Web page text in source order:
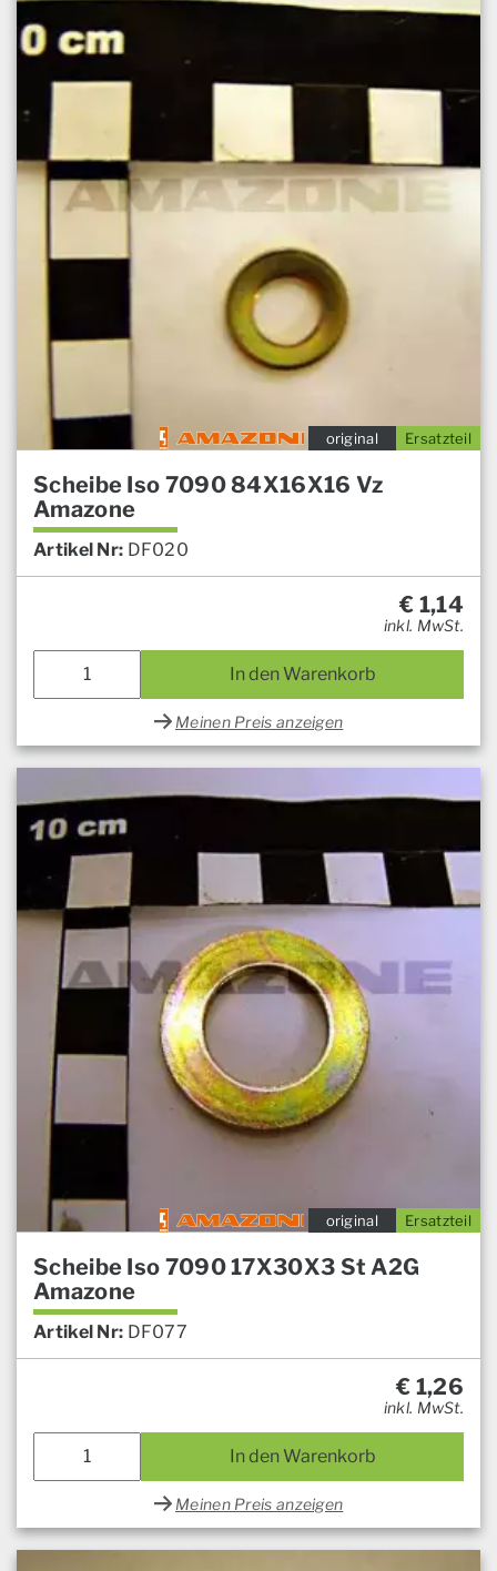
Ersatzteil
original
Scheibe Iso 7090 84X16X16 Vz
Amazone
Artikel Nr: DF020
€ 1,14
inkl. MwSt.
In den Warenkorb
Meinen Preis anzeigen
Ersatzteil
original
Scheibe Iso 7090 17X30X3 St A2G
Amazone
Artikel Nr: DF077
€ 1,26
inkl. MwSt.
In den Warenkorb
Meinen Preis anzeigen